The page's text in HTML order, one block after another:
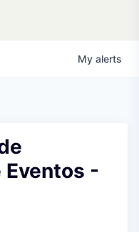
My alerts
Eventos -